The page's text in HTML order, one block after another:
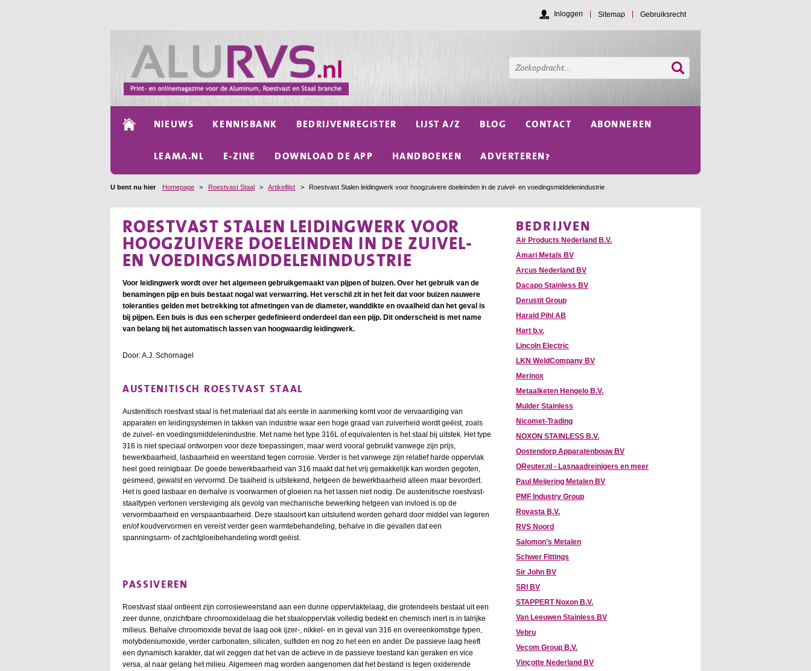
Sitemap Gebruiksrecht
Inloggen
NIEUWS KENNISBANK BEDRIJVENREGISTER LIJST A/Z BLOG CONTACT ABONNEREN
LEAMA.NL E-ZINE DOWNLOAD DE APP HANDBOEKEN ADVERTEREN?
U bent nu hier Homepage > Roestvast Staal > Artikellijst > Roestvast Stalen leidingwerk voor hoogzuivere doeleinden in de zuivel- en voedingsmiddelenindustrie
ROESTVAST STALEN LEIDINGWERK VOOR
HOOGZUIVERE DOELEINDEN IN DE ZUIVEL-
EN VOEDINGSMIDDELENINDUSTRIE
Voor leidingwerk wordt over het algemeen gebruikgemaakt van pijpen of buizen. Over het gebruik van de
benamingen pijp en buis bestaat nogal wat verwarring. Het verschil zit in het feit dat voor buizen nauwere
toleranties gelden met betrekking tot afmetingen van de diameter, wanddikte en ovaalheid dan het geval is
bij pijpen. Een buis is dus een scherper gedefinieerd onderdeel dan een pijp. Dit onderscheid is met name
van belang bij het automatisch lassen van hoogwaardig leidingwerk.
Door: A.J. Schornagel
AUSTENITISCH ROESTVAST STAAL
Austenitisch roestvast staal is het materiaal dat als eerste in aanmerking komt voor de vervaardiging van
apparaten en leidingsystemen in takken van industrie waar een hoge graad van zuiverheid wordt geëist, zoals
de zuivel- en voedingsmiddelenindustrie. Met name het type 316L of equivalenten is het staal bij uitstek. Het type
316 is niet speciaal ontworpen voor deze toepassingen, maar werd vooral gebruikt vanwege zijn prijs,
bewerkbaarheid, lasbaarheid en weerstand tegen corrosie. Verder is het vanwege zijn relatief harde oppervlak
heel goed reinigbaar. De goede bewerkbaarheid van 316 maakt dat het vrij gemakkelijk kan worden gegoten,
gesmeed, gewalst en vervormd. De taaiheid is uitstekend, hetgeen de bewerkbaarheid alleen maar bevordert.
Het is goed lasbaar en derhalve is voorwarmen of gloeien na het lassen niet nodig. De austenitische roestvast-
staaltypen vertonen versteviging als gevolg van mechanische bewerking hetgeen van invloed is op de
vervormbaarheid en verspaanbaarheid. Deze staalsoort kan uitsluitend worden gehard door middel van legeren
en/of koudvervormen en vereist verder geen warmtebehandeling, behalve in die gevallen dat een
spanningsarm- of zachtgloeibehandeling wordt geëist.
PASSIVEREN
Roestvast staal ontleent zijn corrosieweerstand aan een dunne oppervlaktelaag, die grotendeels bestaat uit een
zeer dunne, onzichtbare chroomoxidelaag die het staaloppervlak volledig bedekt en chemisch inert is in talrijke
milieus. Behalve chroomoxide bevat de laag ook ijzer-, nikkel- en in geval van 316 en overeenkomstige typen,
molybdeniumoxide, verder carbonaten, silicaten, sulfiden en nog zo het een en ander. De passieve laag heeft
een dynamisch karakter, dat wil zeggen dat het van de actieve in de passieve toestand kan geraken en vice
versa, al naar gelang het milieu. Algemeen mag worden aangenomen dat het bestand is tegen oxiderende
BEDRIJVEN
Air Products Nederland B.V.
Amari Metals BV
Arcus Nederland BV
Dacapo Stainless BV
Derustit Group
Harald Pihl AB
Hart b.v.
Lincoln Electric
LKN WeldCompany BV
Merinox
Metaalketen Hengelo B.V.
Mulder Stainless
Nicomet-Trading
NOXON STAINLESS B.V.
Oostendorp Apparatenbouw BV
OReuter.nl - Lasnaadreinigers en meer
Paul Meijering Metalen BV
PMF Industry Group
Rovasta B.V.
RVS Noord
Salomon’s Metalen
Schwer Fittings
Sir John BV
SRI BV
STAPPERT Noxon B.V.
Van Leeuwen Stainless BV
Vebru
Vecom Group B.V.
Vinçotte Nederland BV